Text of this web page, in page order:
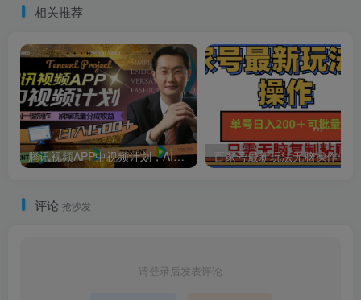
相关推荐
腾讯视频APP中视频计划，AI一键制作，刷爆流量分成收益，日入1500+
评论 抢沙发
请登录后发表评论